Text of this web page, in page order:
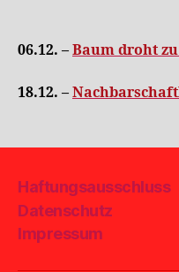
06.12. – Baum droht
18.12. –
Haftungsausschluss
Datenschutz
Impressum